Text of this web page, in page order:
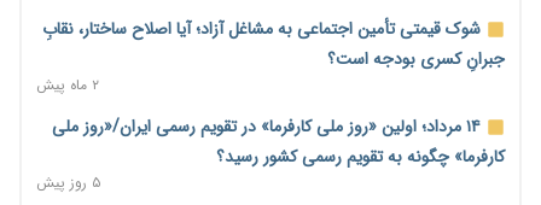
رصد زنجیره معاملات برای شناسایی تخلفات مالی و جریان‌های
مشکوک
بیش از ۶۰ درصد ناوگان حمل‌ونقل جنوب زیر ضرب جنگ رفت/
بازسازی خسارت‌های تعاونی‌ها ۲ تا ۳ سال زمان می‌برد
شوک قیمتی تأمین اجتماعی به مشاغل آزاد؛ آیا اصلاح ساختار، نقابِ
جبرانِ کسری بودجه است؟
۲ ماه پیش
۱۴ مرداد؛ اولین «روز ملی کارفرما» در تقویم رسمی ایران/«روز ملی
کارفرما» چگونه به تقویم رسمی کشور رسید؟
۵ روز پیش